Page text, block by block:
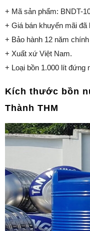
+ Mã sản phẩm: BNDT-
+ Giá bán khuyến mãi đã
+ Bảo hành 12 năm chính
+ Xuất xứ Việt Nam.
+ Loại bồn 1.000 lít đứng
Kích thước bồn
Thành THM